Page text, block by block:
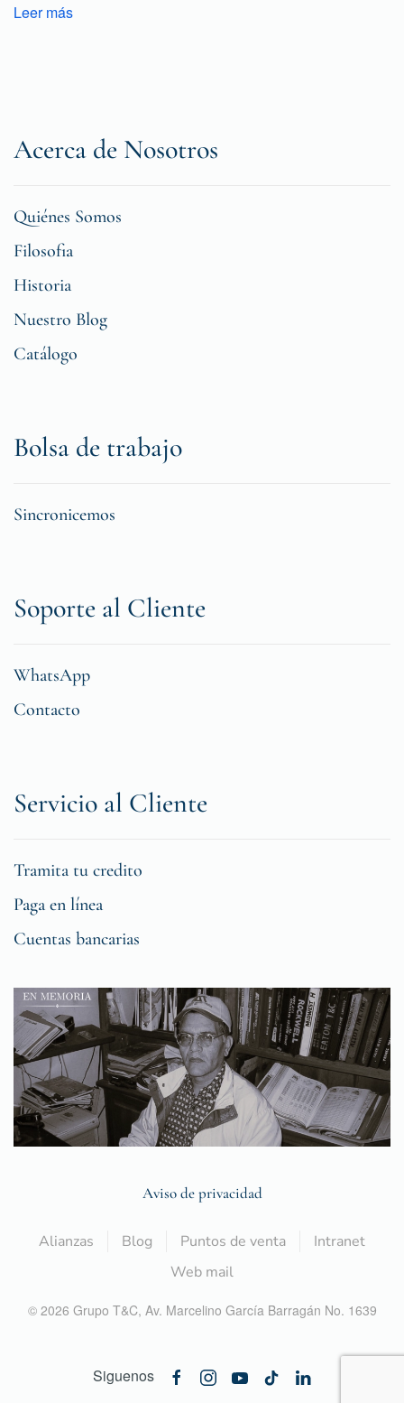
Leer más
Acerca de Nosotros
Quiénes Somos
Filosofia
Historia
Nuestro Blog
Catálogo
Bolsa de trabajo
Sincronicemos
Soporte al Cliente
WhatsApp
Contacto
Servicio al Cliente
Tramita tu credito
Paga en línea
Cuentas bancarias
Aviso de privacidad
Alianzas Blog Puntos de venta
Intranet
Web mail
© 2026 Grupo T&C, Av. Marcelino García Barragán No. 1639
Siguenos